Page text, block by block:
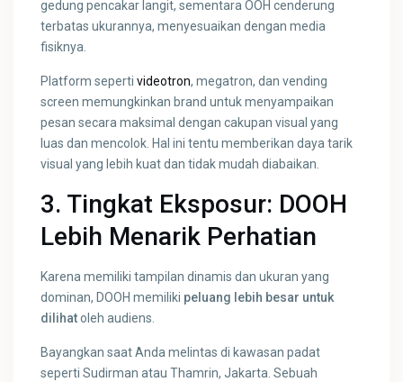
gedung pencakar langit, sementara OOH cenderung
terbatas ukurannya, menyesuaikan dengan media
fisiknya.
Platform sepertivideotron, megatron, dan vending
screen memungkinkan brand untuk menyampaikan
pesan secara maksimal dengan cakupan visual yang
luas dan mencolok. Hal ini tentu memberikan daya tarik
visual yang lebih kuat dan tidak mudah diabaikan.
3. Tingkat Eksposur: DOOH
Lebih Menarik Perhatian
Karena memiliki tampilan dinamis dan ukuran yang
dominan, DOOH memiliki peluang lebih besar untuk
dilihatoleh audiens.
Bayangkan saat Anda melintas di kawasan padat
seperti Sudirman atau Thamrin, Jakarta. Sebuah